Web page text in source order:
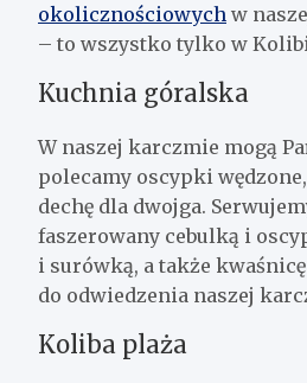
okolicznościowych w
– to wszystko tylko w
Kuchnia góralska
W naszej karczmie mogą
polecamy oscypki
dechę dla dwojga.
faszerowany cebulką i
i surówką, a także
do odwiedzenia naszej
Koliba plaża